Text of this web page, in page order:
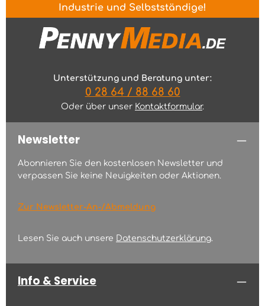
Industrie und Selbstständige!
Unterstützung und Beratung unter:
0 28 64 / 88 68 60
Oder über unser Kontaktformular.
Newsletter
Abonnieren Sie den kostenlosen Newsletter und
verpassen Sie keine Neuigkeiten oder Aktionen.
Zur Newsletter-An-/Abmeldung
Lesen Sie auch unsere Datenschutzerklärung.
Info & Service